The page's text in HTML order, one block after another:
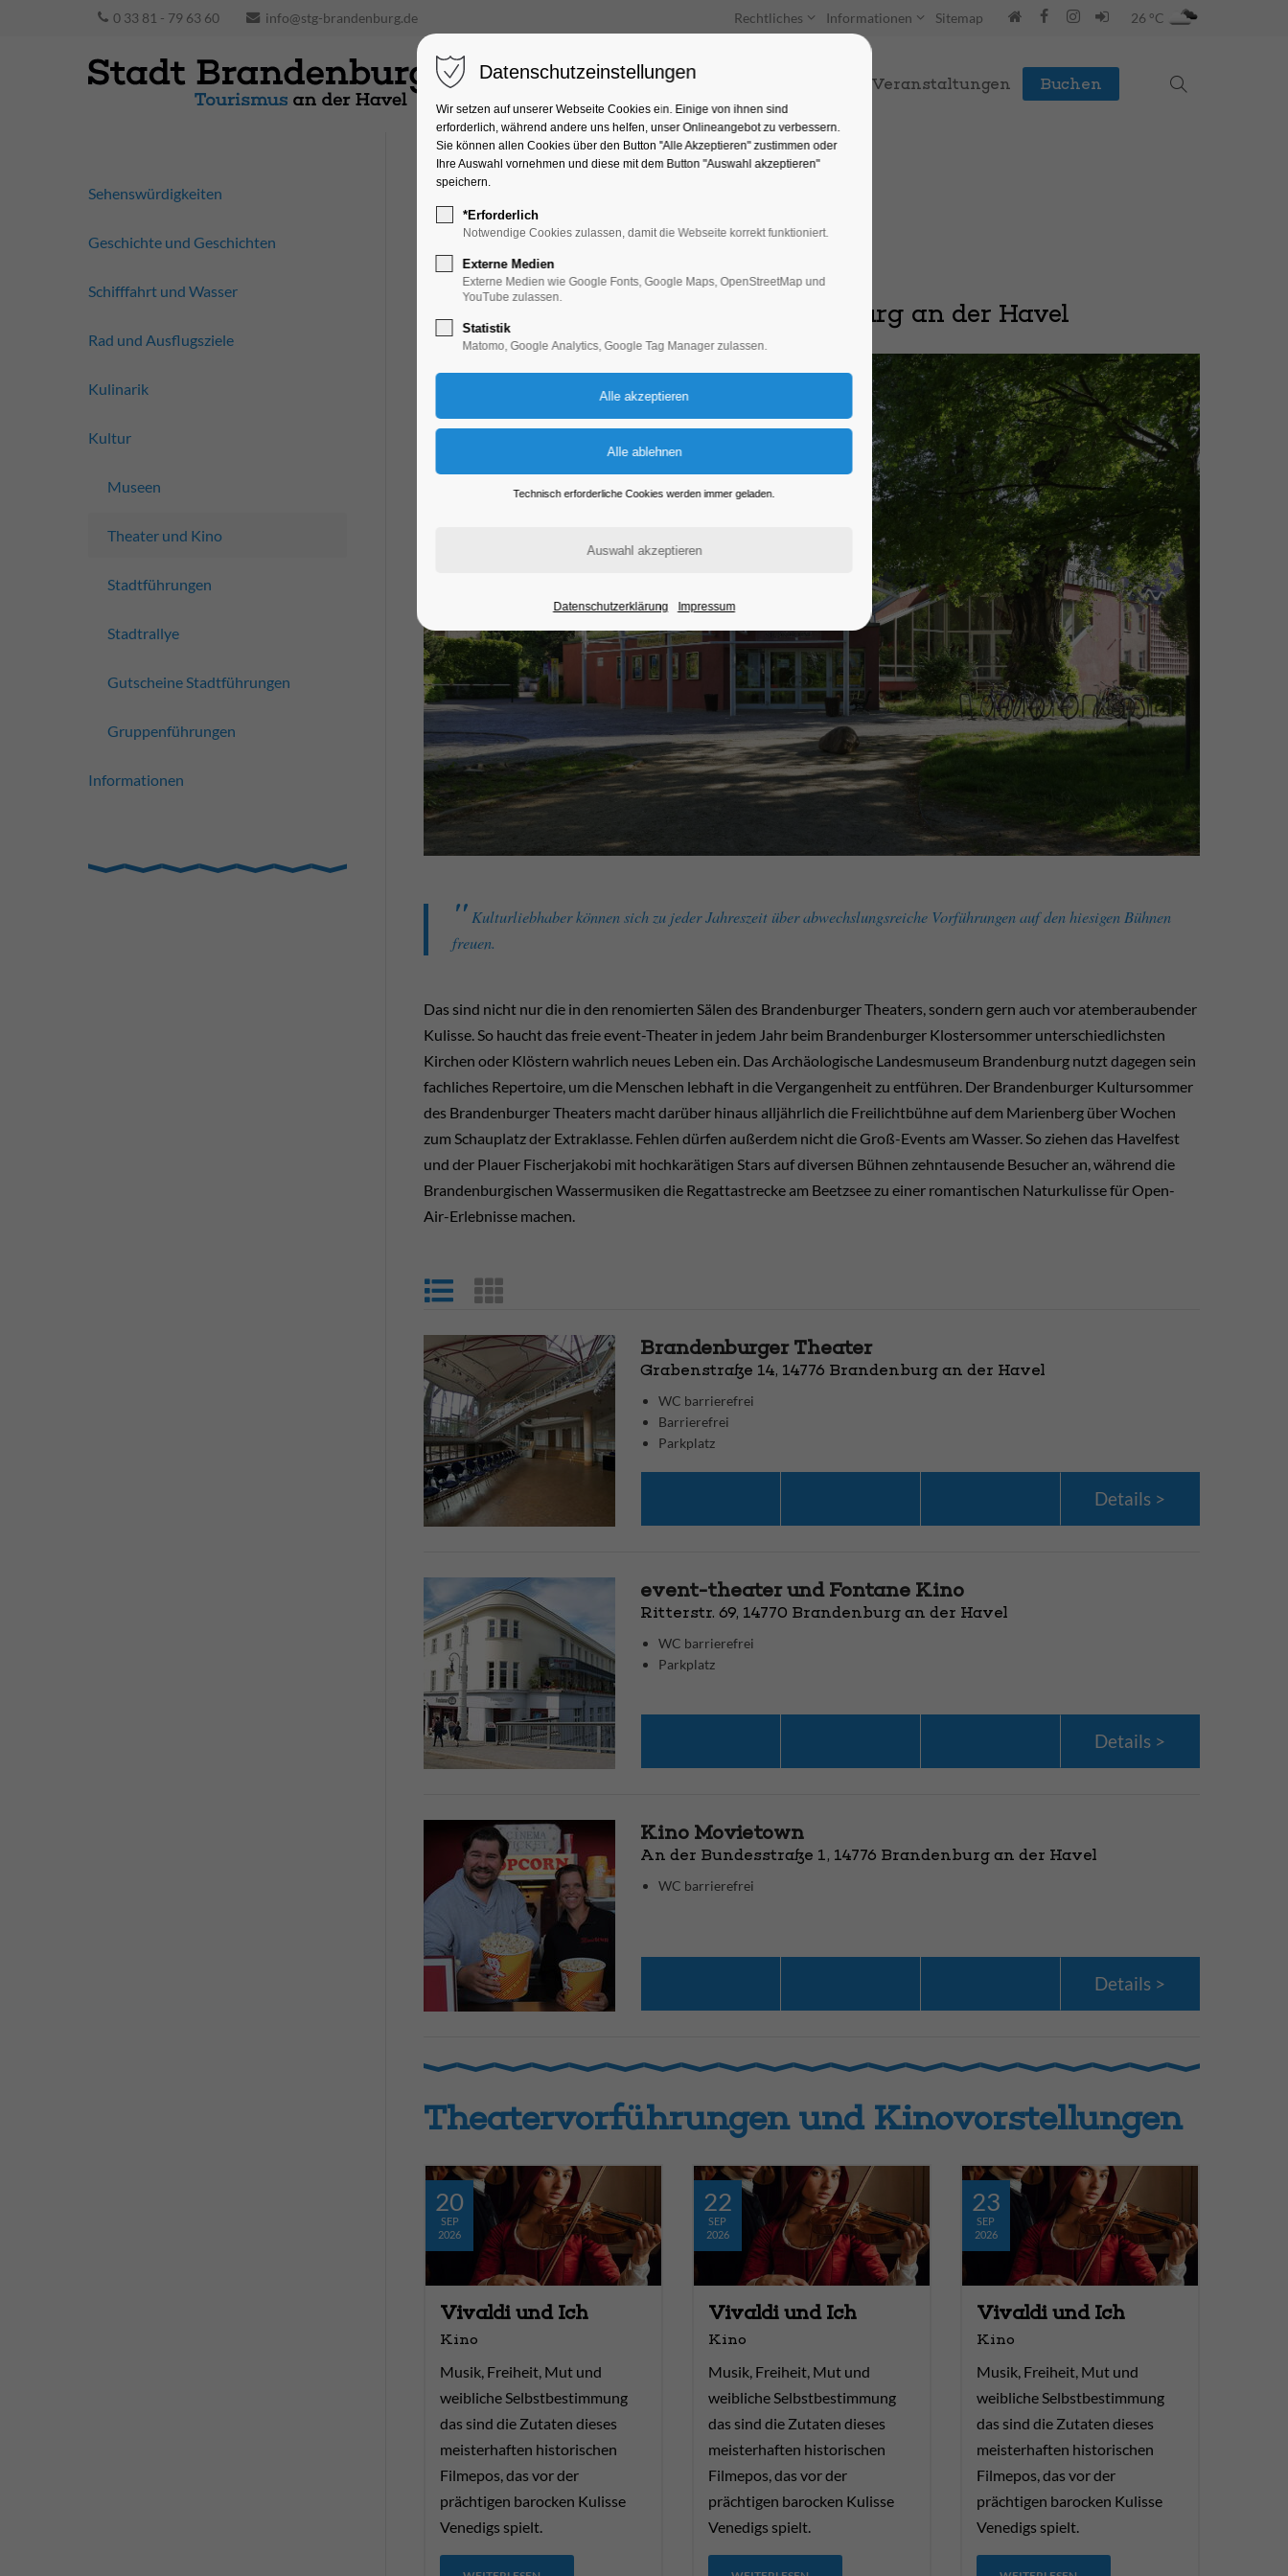
0 33 81 - 79 63 60 info@stg-brandenburg.de Rechtliches Informationen Sitemap 26 °C
Unterkünfte Entdecken & Erleben Veranstaltungen Buchen
Theater und Kino
Kulturgenuss in und um Brandenburg an der Havel
Kultur­liebhaber können sich zu jeder Jahres­zeit über abwechs­lungs­reiche Vor­führungen auf den hiesigen Bühnen
freuen.
Das sind nicht nur die in den renomierten Sälen des Branden­burger Theaters, sondern gern auch vor atem­berau­ben­der
Kulisse. So haucht das freie event-Theater in jedem Jahr beim Branden­burger Kloster­sommer unter­schiedlichsten
Kirchen oder Klöstern wahrlich neues Leben ein. Das Archäo­logische Landes­museum Branden­burg nutzt dagegen sein
fachliches Repertoire, um die Menschen lebhaft in die Ver­gangen­heit zu entführen. Der Branden­burger Kultur­sommer
des Branden­burger Theaters macht darüber hinaus all­jährlich die Frei­licht­bühne auf dem Marien­berg über Wochen
zum Schau­platz der Extra­klasse. Fehlen dürfen außerdem nicht die Groß-Events am Wasser. So ziehen das Havel­fest
und der Plauer Fischer­jakobi mit hoch­karätigen Stars auf diversen Bühnen zehn­tausende Besucher an, während die
Branden­burgischen Wasser­musiken die Regatta­strecke am Beetzsee zu einer romantischen Natur­kulisse für Open-
Air-Erlebnisse machen.
Brandenburger Theater
Grabenstraße 14, 14776 Brandenburg an der Havel
WC barrierefrei
Barrierefrei
Parkplatz
Details
event-theater und Fontane Kino
Ritterstr. 69, 14770 Brandenburg an der Havel
WC barrierefrei
Parkplatz
Details
Kino Movietown
An der Bundesstraße 1, 14776 Brandenburg an der Havel
WC barrierefrei
Details
Theatervorführungen und Kinovorstellungen
20
SEP
2026
Vivaldi und Ich
Kino
Musik, Freiheit, Mut und
weibliche Selbstbestimmung
das sind die Zutaten dieses
meisterhaften historischen
Filmepos, das vor der
prächtigen barocken Kulisse
Venedigs spielt.
22
SEP
2026
Vivaldi und Ich
Kino
Musik, Freiheit, Mut und
weibliche Selbstbestimmung
das sind die Zutaten dieses
meisterhaften historischen
Filmepos, das vor der
prächtigen barocken Kulisse
Venedigs spielt.
23
SEP
2026
Vivaldi und Ich
Kino
Musik, Freiheit, Mut und
weibliche Selbstbestimmung
das sind die Zutaten dieses
meisterhaften historischen
Filmepos, das vor der
prächtigen barocken Kulisse
Venedigs spielt.
Sehenswürdigkeiten
Geschichte und Geschichten
Schifffahrt und Wasser
Rad und Ausflugsziele
Kulinarik
Kultur
Museen
Theater und Kino
Stadtführungen
Stadtrallye
Gutscheine Stadtführungen
Gruppenführungen
Informationen
Datenschutzeinstellungen
Wir setzen auf unserer Webseite Cookies ein. Einige von ihnen sind
erforderlich, während andere uns helfen, unser Onlineangebot zu verbessern.
Sie können allen Cookies über den Button "Alle Akzeptieren" zustimmen oder
Ihre Auswahl vornehmen und diese mit dem Button "Auswahl akzeptieren"
speichern.
*Erforderlich
Notwendige Cookies zulassen, damit die Webseite korrekt funktioniert.
Externe Medien
Externe Medien wie Google Fonts, Google Maps, OpenStreetMap und
YouTube zulassen.
Statistik
Matomo, Google Analytics, Google Tag Manager zulassen.
Technisch erforderliche Cookies werden immer geladen.
Datenschutzerklärung Impressum